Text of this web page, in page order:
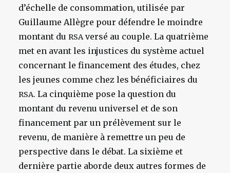
d’échelle de consommation, utilisée par
Guillaume Allègre pour défendre le moindre
montant du RSAversé au couple. La quatrième
met en avant les injustices du système actuel
concernant le financement des études, chez
les jeunes comme chez les bénéficiaires du
RSA. La cinquième pose la question du
montant du revenu universel et de son
financement par un prélèvement sur le
revenu, de manière à remettre un peu de
perspective dans le débat. La sixième et
dernière partie aborde deux autres formes de